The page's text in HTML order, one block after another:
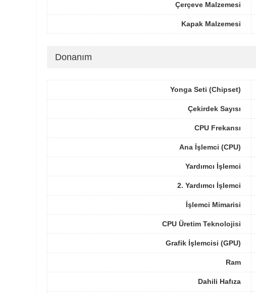
Çerçeve Malzemesi
Kapak Malzemesi
Donanım
Yonga Seti (Chipset)
Çekirdek Sayısı
CPU Frekansı
Ana İşlemci (CPU)
Yardımcı İşlemci
2. Yardımcı İşlemci
İşlemci Mimarisi
CPU Üretim Teknolojisi
Grafik İşlemcisi (GPU)
Ram
Dahili Hafıza